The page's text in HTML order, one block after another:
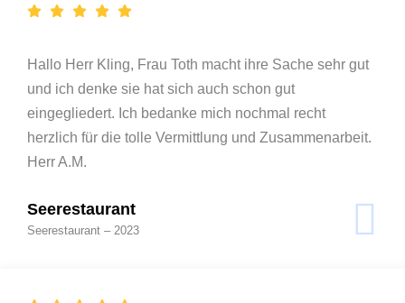
Hallo Herr Kling, Frau Toth macht ihre Sache sehr gut
und ich denke sie hat sich auch schon gut
eingegliedert. Ich bedanke mich nochmal recht
herzlich für die tolle Vermittlung und Zusammenarbeit.
Herr A.M.
Seerestaurant
Seerestaurant – 2023